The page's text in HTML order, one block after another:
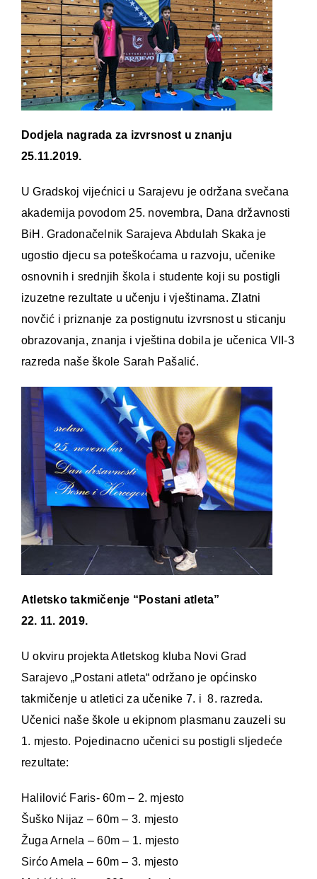
Dodjela nagrada za izvrsnost u znanju
25.11.2019.
U Gradskoj vijećnici u Sarajevu je održana svečana
akademija povodom 25. novembra, Dana državnosti
BiH. Gradonačelnik Sarajeva Abdulah Skaka je
ugostio djecu sa poteškoćama u razvoju, učenike
osnovnih i srednjih škola i studente koji su postigli
izuzetne rezultate u učenju i vještinama. Zlatni
novčić i priznanje za postignutu izvrsnost u sticanju
obrazovanja, znanja i vještina dobila je učenica VII-3
razreda naše škole Sarah Pašalić.
Atletsko takmičenje “Postani atleta”
22. 11. 2019.
U okviru projekta Atletskog kluba Novi Grad
Sarajevo „Postani atleta“ održano je općinsko
takmičenje u atletici za učenike 7. i 8. razreda.
Učenici naše škole u ekipnom plasmanu zauzeli su
1. mjesto. Pojedinacno učenici su postigli sljedeće
rezultate:
Halilović Faris- 60m – 2. mjesto
Šuško Nijaz – 60m – 3. mjesto
Žuga Arnela – 60m – 1. mjesto
Sirćo Amela – 60m – 3. mjesto